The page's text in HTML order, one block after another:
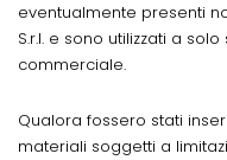
eventualmente presenti
S.r.l. e sono utilizzati a
commerciale.
Qualora fossero stati
materiali soggetti a